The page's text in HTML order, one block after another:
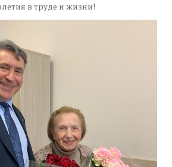
в труде и жизни!